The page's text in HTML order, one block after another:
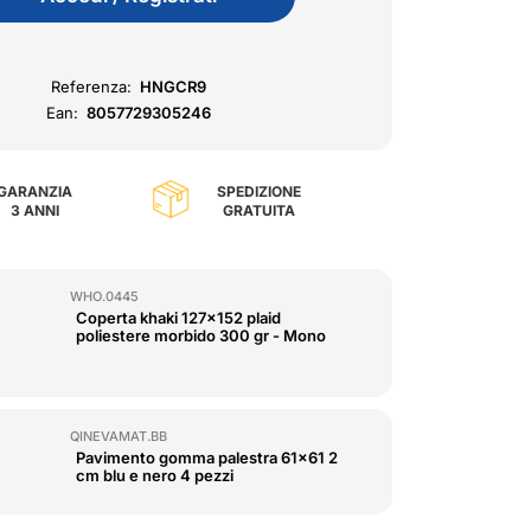
Referenza: HNGCR9
Ean: 8057729305246
3 ANNI
SPEDIZIONE
GRATUITA
WHO.0445
Coperta khaki 127x152 plaid
poliestere morbido 300 gr - Mono
QINEVAMAT.BB
Pavimento gomma palestra 61x61 2
cm blu e nero 4 pezzi